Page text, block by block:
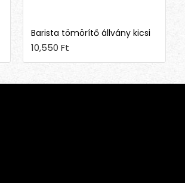
Barista tömörítő állvány kicsi
10,550 Ft